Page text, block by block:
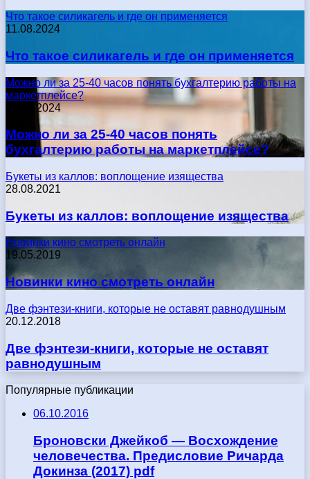
Что такое силикагель и где он применяется
11.08.2024
Что такое силикагель и где он применяется
Можно ли за 25-40 часов понять бухгалтерию работы на
маркетплейсе?
17.05.2024
Можно ли за 25-40 часов понять
бухгалтерию работы на маркетплейсе?
Букеты из каллов: воплощение изящества
28.08.2021
Букеты из каллов: воплощение изящества
Новинки кино смотреть онлайн
19.05.2019
Новинки кино смотреть онлайн
Две фэнтези-книги, которые не оставят равнодушным
20.12.2018
Две фэнтези-книги, которые не оставят
равнодушным
Популярные публикации
06.10.2016
Броновски Джейкоб — Восхождение
человечества. Предисловие Ричарда
Докинза (2017) pdf